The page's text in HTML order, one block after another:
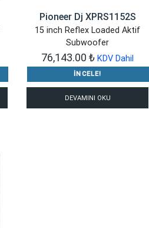
Pioneer Dj XPRS1152S
15 inch Reflex Loaded Aktif
Subwoofer
76,143.00 ₺ KDV Dahil
İNCELE!
DEVAMINI OKU